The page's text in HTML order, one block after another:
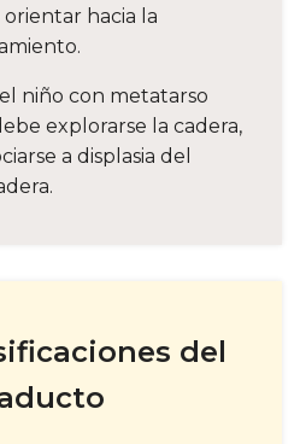
hacia la
niño con metatarso
explorarse la cadera,
a displasia del
del